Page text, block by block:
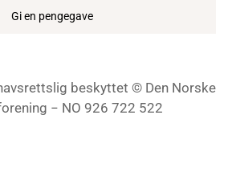
Gi en pengegave
beskyttet © Den Norske
− NO 926 722 522